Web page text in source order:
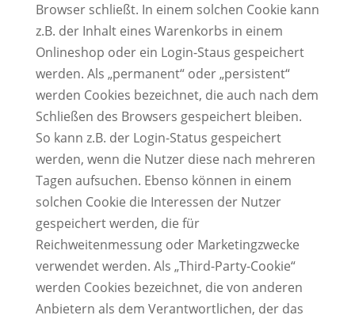
Browser schließt. In einem solchen Cookie kann
z.B. der Inhalt eines Warenkorbs in einem
Onlineshop oder ein Login-Staus gespeichert
werden. Als „permanent“ oder „persistent“
werden Cookies bezeichnet, die auch nach dem
Schließen des Browsers gespeichert bleiben.
So kann z.B. der Login-Status gespeichert
werden, wenn die Nutzer diese nach mehreren
Tagen aufsuchen. Ebenso können in einem
solchen Cookie die Interessen der Nutzer
gespeichert werden, die für
Reichweitenmessung oder Marketingzwecke
verwendet werden. Als „Third-Party-Cookie“
werden Cookies bezeichnet, die von anderen
Anbietern als dem Verantwortlichen, der das